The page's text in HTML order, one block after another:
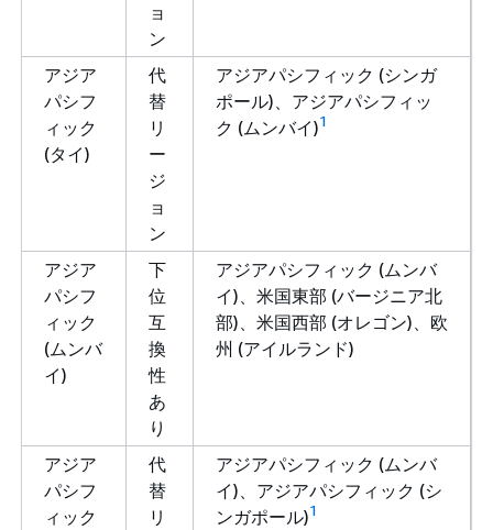
ョ
ン
アジア
パシフ
ィック
(タイ)
代
替
リ
ー
ジ
ョ
ン
アジアパシフィック (シンガ
ポール)、アジアパシフィッ
ク (ムンバイ)1
アジア
パシフ
ィック
(ムンバ
イ)
下
位
互
換
性
あ
り
アジアパシフィック (ムンバ
イ)、米国東部 (バージニア北
部)、米国西部 (オレゴン)、欧
州 (アイルランド)
アジア
パシフ
ィック
代
替
リ
アジアパシフィック (ムンバ
イ)、アジアパシフィック (シ
ンガポール)1